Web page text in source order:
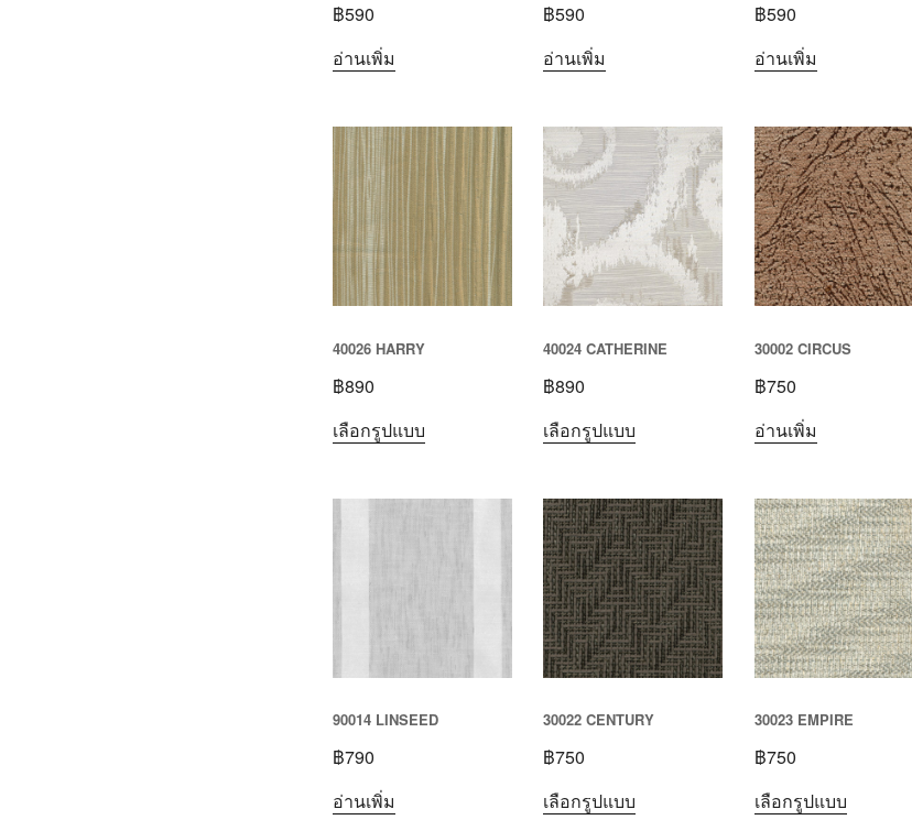
฿590
อ่านเพิ่ม
฿590
อ่านเพิ่ม
฿590
อ่านเพิ่ม
40026 HARRY
฿890
เลือกรูปแบบ
40024 CATHERINE
฿890
เลือกรูปแบบ
30002 CIRCUS
฿750
อ่านเพิ่ม
90014 LINSEED
฿790
อ่านเพิ่ม
30022 CENTURY
฿750
เลือกรูปแบบ
30023 EMPIRE
฿750
เลือกรูปแบบ